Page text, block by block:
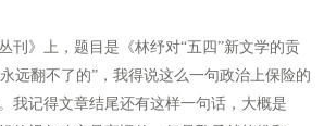
》上，题目是《林纾对“五四”新文学的贡
远翻不了的”，我得说这么一句政治上保险的
我记得文章结尾还有这样一句话，大概是